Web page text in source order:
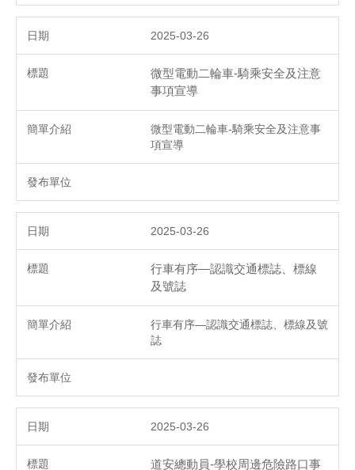
2025-03-26
微型電動二輪車-騎乘安全及注意
事項宣導
微型電動二輪車-騎乘安全及注意事
項宣導
2025-03-26
行車有序—認識交通標誌、標線
及號誌
行車有序—認識交通標誌、標線及號
誌
2025-03-26
道安總動員-學校周邊危險路口事